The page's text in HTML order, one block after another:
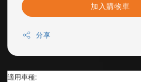
加入購物車
分享
適用車種: